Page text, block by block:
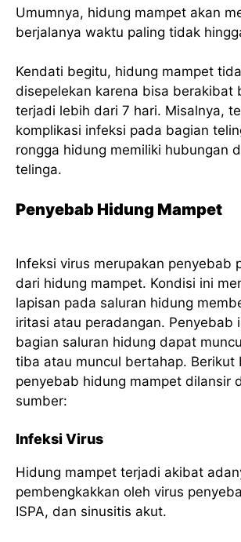
Umumnya, hidung mampet akan
berjalanya waktu paling tidak
Kendati begitu, hidung mampet
disepelekan karena bisa berakibat
terjadi lebih dari 7 hari. Misalnya,
komplikasi infeksi pada bagian
rongga hidung memiliki hubungan
telinga.
Penyebab Hidung Mampet
Infeksi virus merupakan penyebab
dari hidung mampet. Kondisi ini
lapisan pada saluran hidung
iritasi atau peradangan. Penyebab
bagian saluran hidung dapat
tiba atau muncul bertahap. Berikut
penyebab hidung mampet dilansir
sumber:
Infeksi Virus
Hidung mampet terjadi akibat
pembengkakkan oleh virus
ISPA, dan sinusitis akut.